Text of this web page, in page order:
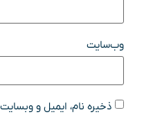
وب‌سایت
ذخیره نام، ایمیل و